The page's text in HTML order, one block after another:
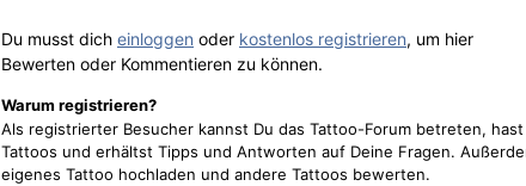
Du musst dich einloggen oder kostenlos registrieren, um hier
Bewerten oder Kommentieren zu können.
Warum registrieren?
Als registrierter Besucher kannst Du das Tattoo-Forum betreten,
Tattoos und erhältst Tipps und Antworten auf Deine Fragen.
eigenes Tattoo hochladen und andere Tattoos bewerten.